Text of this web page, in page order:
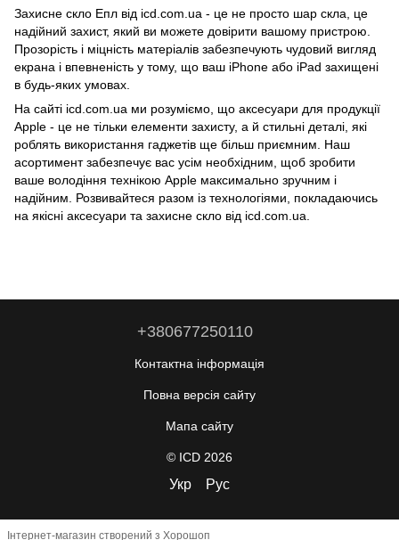
Захисне скло Епл від icd.com.ua - це не просто шар скла, це
надійний захист, який ви можете довірити вашому пристрою.
Прозорість і міцність матеріалів забезпечують чудовий вигляд
екрана і впевненість у тому, що ваш iPhone або iPad захищені
в будь-яких умовах.
На сайті icd.com.ua ми розуміємо, що аксесуари для продукції
Apple - це не тільки елементи захисту, а й стильні деталі, які
роблять використання гаджетів ще більш приємним. Наш
асортимент забезпечує вас усім необхідним, щоб зробити
ваше володіння технікою Apple максимально зручним і
надійним. Розвивайтеся разом із технологіями, покладаючись
на якісні аксесуари та захисне скло від icd.com.ua.
+380677250110
Контактна інформація
Повна версія сайту
Мапа сайту
© ICD 2026
Укр Рус
Інтернет-магазин створений з Хорошоп